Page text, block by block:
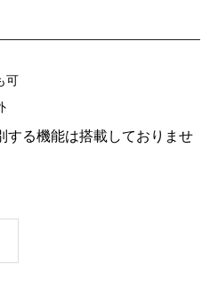
可
る機能は搭載しておりませ